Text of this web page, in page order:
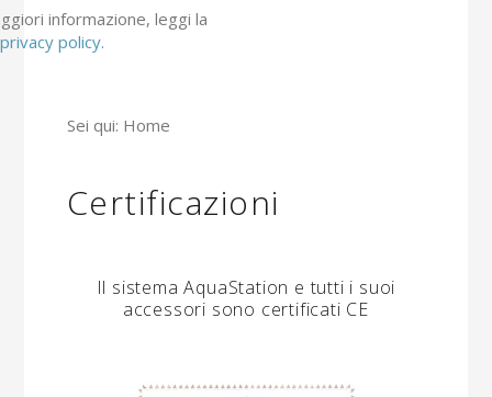
informazione, leggi la
privacy policy.
Sei qui: Home
Certificazioni
Il sistema AquaStation e tutti i suoi
accessori sono certificati CE